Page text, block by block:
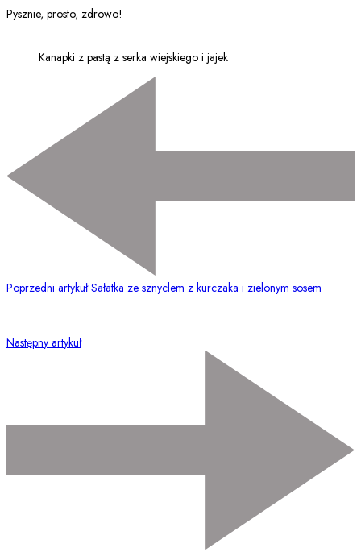
Pysznie, prosto, zdrowo!
Kanapki z pastą z serka wiejskiego i jajek
Poprzedni artykuł Sałatka ze sznyclem z kurczaka i zielonym sosem
Następny artykuł